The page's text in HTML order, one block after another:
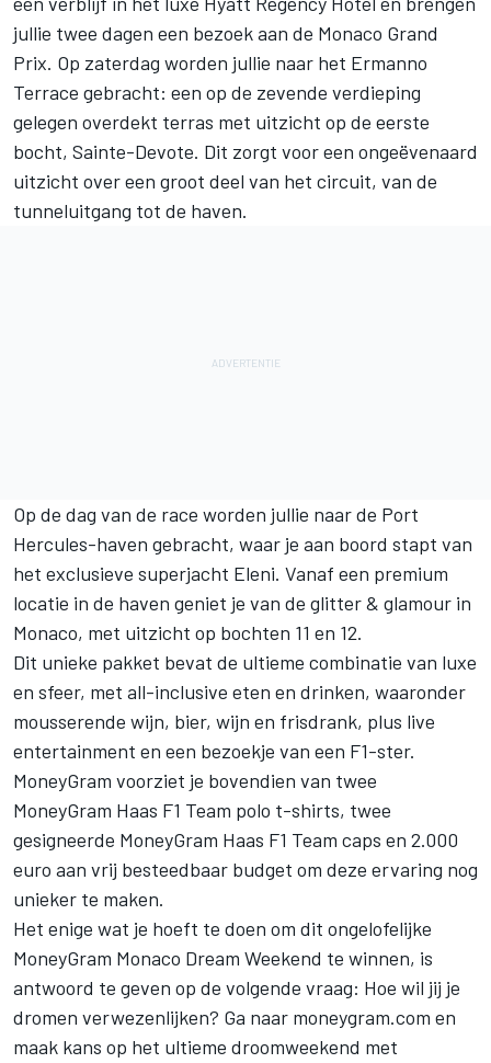
jullie twee dagen een bezoek aan de Monaco Grand
Prix. Op zaterdag worden jullie naar het Ermanno
Terrace gebracht: een op de zevende verdieping
gelegen overdekt terras met uitzicht op de eerste
bocht, Sainte-Devote. Dit zorgt voor een ongeëvenaard
uitzicht over een groot deel van het circuit, van de
tunneluitgang tot de haven.
Op de dag van de race worden jullie naar de Port
Hercules-haven gebracht, waar je aan boord stapt van
het exclusieve superjacht Eleni. Vanaf een premium
locatie in de haven geniet je van de glitter & glamour in
Monaco, met uitzicht op bochten 11 en 12.
Dit unieke pakket bevat de ultieme combinatie van luxe
en sfeer, met all-inclusive eten en drinken, waaronder
mousserende wijn, bier, wijn en frisdrank, plus live
entertainment en een bezoekje van een F1-ster.
MoneyGram voorziet je bovendien van twee
MoneyGram Haas F1 Team polo t-shirts, twee
gesigneerde MoneyGram Haas F1 Team caps en 2.000
euro aan vrij besteedbaar budget om deze ervaring nog
unieker te maken.
Het enige wat je hoeft te doen om dit ongelofelijke
MoneyGram Monaco Dream Weekend te winnen, is
antwoord te geven op de volgende vraag: Hoe wil jij je
dromen verwezenlijken? Ga naar moneygram.com en
maak kans op het ultieme droomweekend met